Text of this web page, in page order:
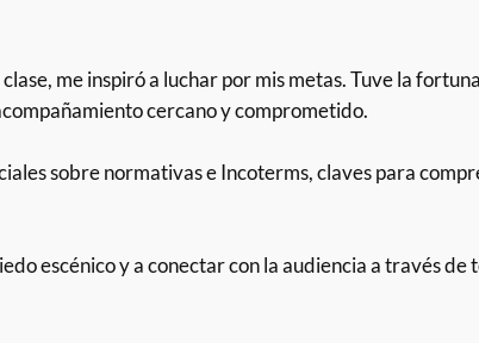
me inspiró a luchar por mis metas. Tuve la
cercano y comprometido.
sobre normativas e Incoterms, claves para
escénico y a conectar con la audiencia a través